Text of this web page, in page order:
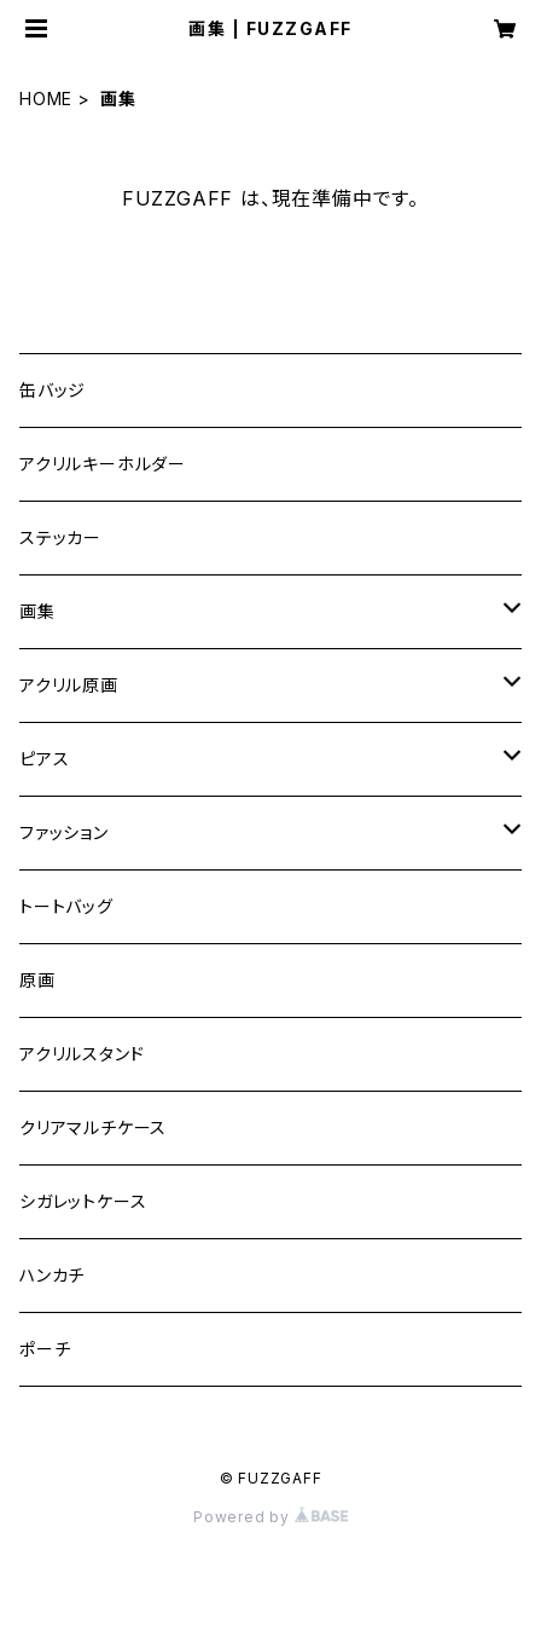
画集 | FUZZGAFF
HOME 画集
FUZZGAFF は、現在準備中です。
缶バッジ
アクリルキーホルダー
ステッカー
画集
イラスト
アクリル原画
原画
ピアス
ハンドメイド
ファッション
Tシャツ
トートバッグ
原画
アクリルスタンド
クリアマルチケース
シガレットケース
ハンカチ
ポーチ
© FUZZGAFF
Powered by